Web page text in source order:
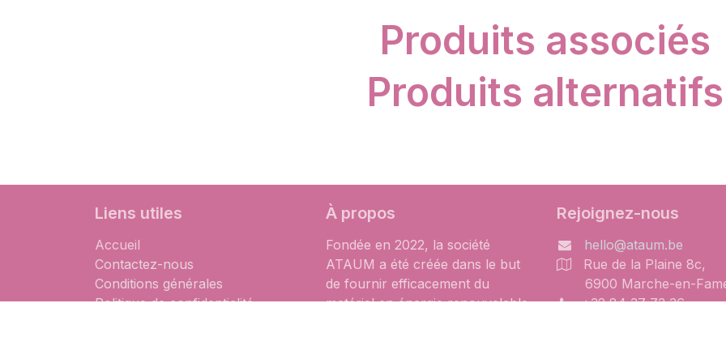
Produits associés
Produits alternatifs
Liens utiles
Accueil
Contactez-nous
Conditions générales
Politique de confidentialité
À propos
Fondée en 2022, la société
ATAUM a été créée dans le but
de fournir efficacement du
matériel en énergie renouvelable
Rejoignez-nous
hello@ataum.be
Rue de la Plaine 8c,
6900 Marche-en-
+32 84 37 73 36